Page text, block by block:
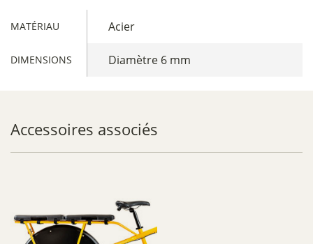
MATÉRIAU Acier
DIMENSIONS Diamètre 6 mm
Accessoires associés